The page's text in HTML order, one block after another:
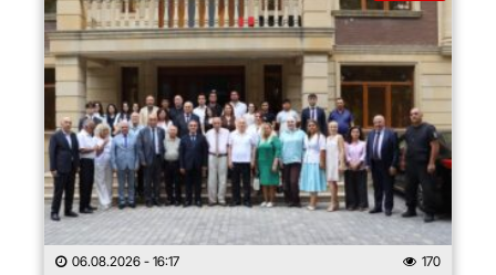
06.08.2026 - 16:17 170